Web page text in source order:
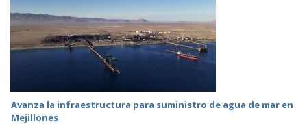
Avanza la infraestructura para suministro de agua de mar en
Mejillones